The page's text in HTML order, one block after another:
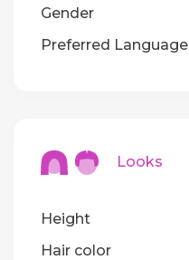
Gender
Preferred Language
Looks
Height
Hair color